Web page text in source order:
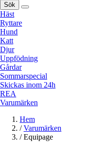
Sök
Häst
Ryttare
Hund
Katt
Djur
Uppfödning
Gårdar
Sommarspecial
Skickas inom 24h
REA
Varumärken
Hem
/ Varumärken
/ Equipage